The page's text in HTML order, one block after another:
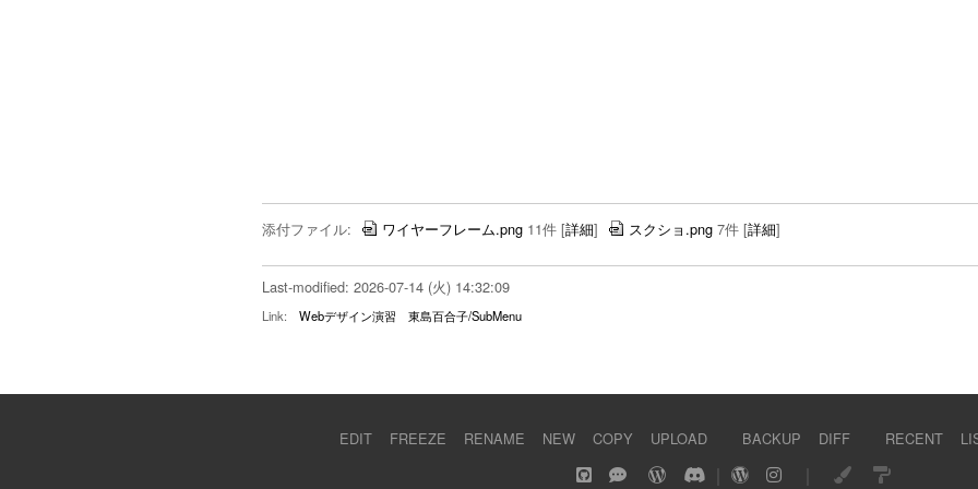
添付ファイル: ワイヤーフレーム.png 11件 [詳細] スクショ.png 7件 [詳細]
Last-modified: 2026-07-14 (火) 14:32:09
Link: Webデザイン演習 東島百合子/SubMenu
EDIT FREEZE RENAME NEW COPY UPLOAD BACKUP DIFF RECENT